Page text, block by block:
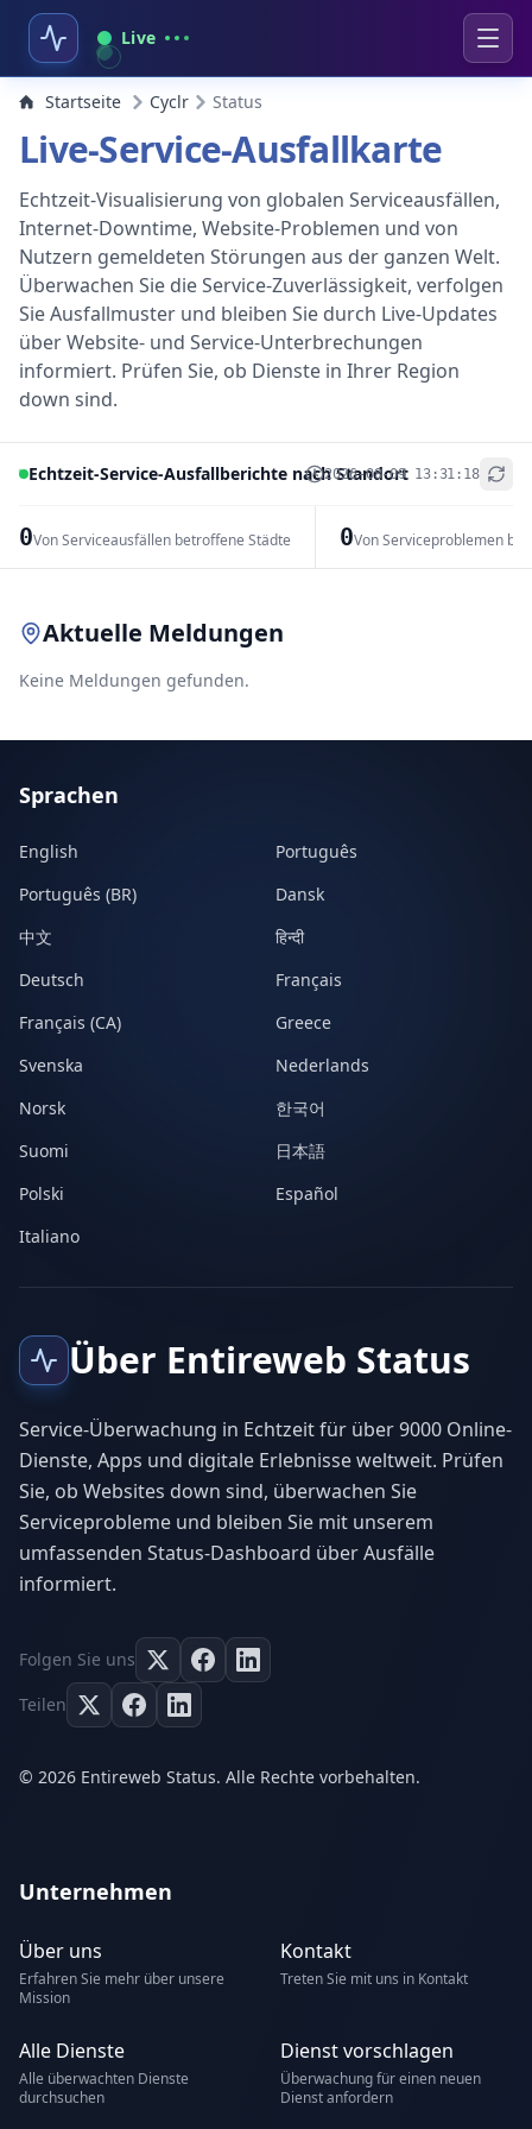
Live
Startseite Cyclr Status
Live-Service-Ausfallkarte
Echtzeit-Visualisierung von globalen Serviceausfällen,
Internet-Downtime, Website-Problemen und von
Nutzern gemeldeten Störungen aus der ganzen Welt.
Überwachen Sie die Service-Zuverlässigkeit, verfolgen
Sie Ausfallmuster und bleiben Sie durch Live-Updates
über Website- und Service-Unterbrechungen
informiert. Prüfen Sie, ob Dienste in Ihrer Region
down sind.
Echtzeit-Service-Ausfallberichte nach Standort
2026-08-09 13:31:18
0Von Serviceausfällen betroffene Städte 0Von Serviceproblemen
+
Aktuelle Meldungen
Keine Meldungen gefunden.
Sprachen
English
Português
Português (BR)
Dansk
中文
हिन्दी
Deutsch
Français
Français (CA)
Greece
Svenska
Nederlands
Norsk
한국어
Suomi
日本語
Polski
Español
Italiano
Über Entireweb Status
Service-Überwachung in Echtzeit für über 9000 Online-
Dienste, Apps und digitale Erlebnisse weltweit. Prüfen
Sie, ob Websites down sind, überwachen Sie
Serviceprobleme und bleiben Sie mit unserem
umfassenden Status-Dashboard über Ausfälle
informiert.
Folgen Sie uns
Teilen
© 2026 Entireweb Status. Alle Rechte vorbehalten.
Unternehmen
Über uns
Erfahren Sie mehr über unsere
Mission
Kontakt
Treten Sie mit uns in Kontakt
Alle Dienste
Alle überwachten Dienste
durchsuchen
Dienst vorschlagen
Überwachung für einen neuen
Dienst anfordern